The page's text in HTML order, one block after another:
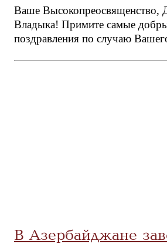
Ваше Высокопреосвященство,
Владыка! Примите самые
поздравления по случаю
В Азербайджане